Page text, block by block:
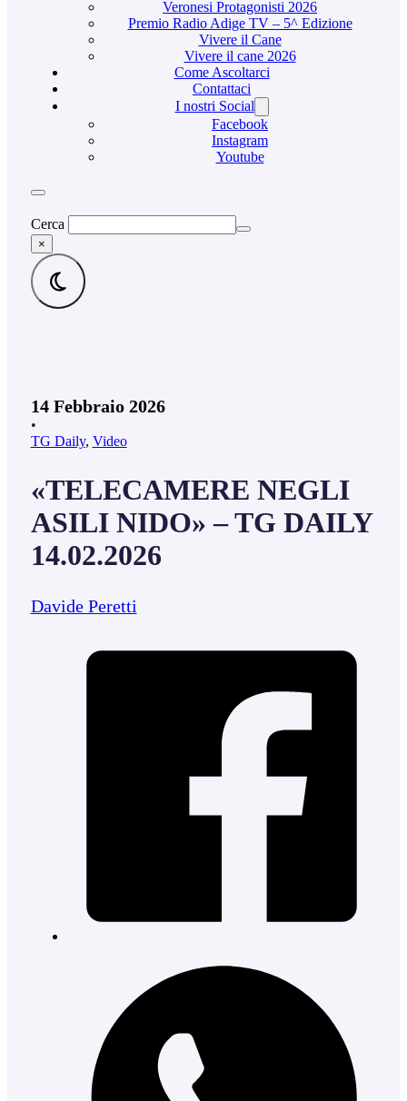
Veronesi Protagonisti 2026
Premio Radio Adige TV – 5^ Edizione
Vivere il Cane
Vivere il cane 2026
Come Ascoltarci
Contattaci
I nostri Social
Facebook
Instagram
Youtube
Cerca
×
14 Febbraio 2026
•
TG Daily, Video
«TELECAMERE NEGLI
ASILI NIDO» – TG DAILY
14.02.2026
Davide Peretti